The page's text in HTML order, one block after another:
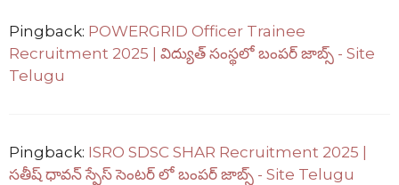
Pingback: POWERGRID Officer Trainee
Recruitment 2025 | విద్యుత్ సంస్థలో బంపర్ జాబ్స్ - Site
Telugu
Pingback: ISRO SDSC SHAR Recruitment 2025 |
సతీష్ ధావన్ స్పేస్ సెంటర్ లో బంపర్ జాబ్స్ - Site Telugu